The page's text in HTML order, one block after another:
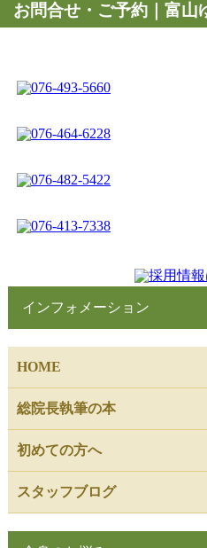
お問合せ・ご予約｜富山
インフォメーション
HOME
総院長執筆の本
初めての方へ
スタッフブログ